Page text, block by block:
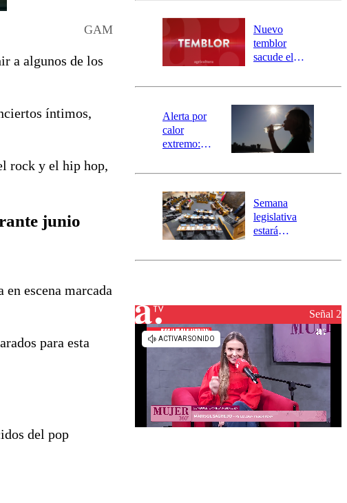
GAM
a algunos de los
íntimos,
rock y el hip hop,
junio
escena marcada
para esta
del pop
río Damas:
activa
mensajería
SAE
Nuevo
temblor
sacude el
revisa la
epicentro
Alerta por
calor
extremo:
activa Alerta
Preventiva en
tres comunas
Semana
legislativa
estará
el fin de la
reconstrucciónSeñal 2